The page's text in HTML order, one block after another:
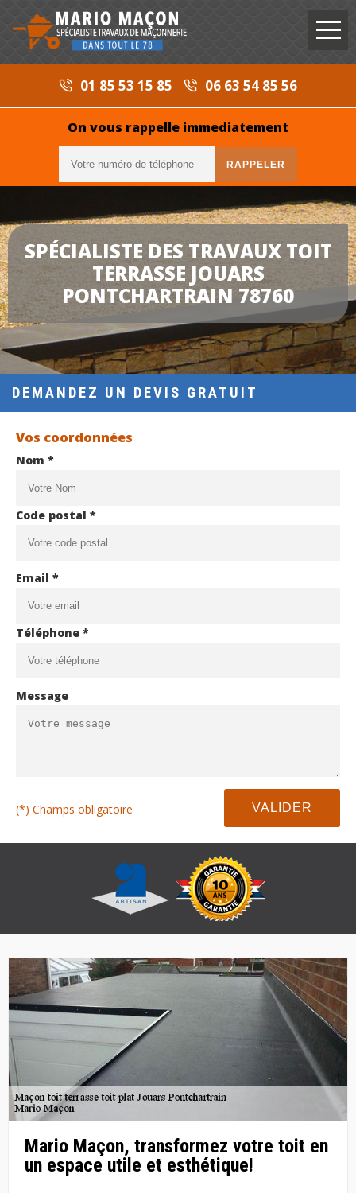
01 85 53 15 85 06 63 54 85 56
On vous rappelle immediatement
SPÉCIALISTE DES TRAVAUX TOIT
TERRASSE JOUARS
PONTCHARTRAIN 78760
DEMANDEZ UN DEVIS GRATUIT
Vos coordonnées
Nom *
Code postal *
Email *
Téléphone *
Message
(*) Champs obligatoire
Mario Maçon, transformez votre toit en
un espace utile et esthétique!